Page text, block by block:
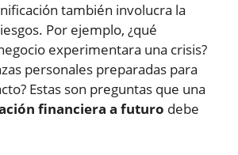
también involucra la
Por ejemplo, ¿qué
experimentara una crisis?
personales preparadas para
Estas son preguntas que una
financiera a futuro debe